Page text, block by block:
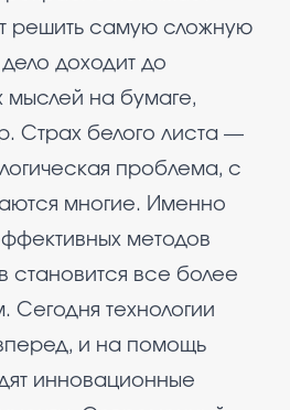
решить самую сложную
доходит до
мыслей на бумаге,
Страх белого листа —
проблема, с
многие. Именно
методов
становится все более
Сегодня технологии
и на помощь
инновационные